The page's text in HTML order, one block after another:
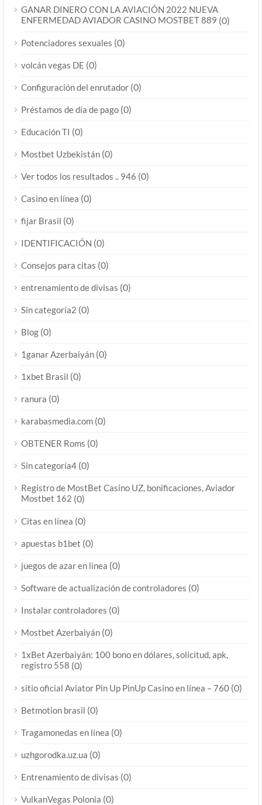
GANAR DINERO CON LA AVIACIÓN 2022 NUEVA
ENFERMEDAD AVIADOR CASINO MOSTBET 889 (0)
Potenciadores sexuales (0)
volcán vegas DE (0)
Configuración del enrutador (0)
Préstamos de día de pago (0)
Educación TI (0)
Mostbet Uzbekistán (0)
Ver todos los resultados .. 946 (0)
Casino en línea (0)
fijar Brasil (0)
IDENTIFICACIÓN (0)
Consejos para citas (0)
entrenamiento de divisas (0)
Sin categoría2 (0)
Blog (0)
1ganar Azerbaiyán (0)
1xbet Brasil (0)
ranura (0)
karabasmedia.com (0)
OBTENER Roms (0)
Sin categoría4 (0)
Registro de MostBet Casino UZ, bonificaciones, Aviador
Mostbet 162 (0)
Citas en línea (0)
apuestas b1bet (0)
juegos de azar en línea (0)
Software de actualización de controladores (0)
Instalar controladores (0)
Mostbet Azerbaiyán (0)
1xBet Azerbaiyán: 100 bono en dólares, solicitud, apk,
registro 558 (0)
sitio oficial Aviator Pin Up PinUp Casino en línea – 760 (0)
Betmotion brasil (0)
Tragamonedas en línea (0)
uzhgorodka.uz.ua (0)
Entrenamiento de divisas (0)
VulkanVegas Polonia (0)